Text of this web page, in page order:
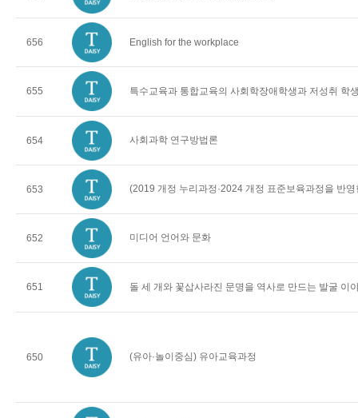
656 English for the workplace
655 특수교육과 통합교육의 사회학장애학생과 저성취 학
654 사회과학 연구방법론
653 (2019 개정 누리과정·2024 개정 표준보육과정을 반
652 미디어 언어와 문화
651 돌 세 개와 꽃삽사라진 문명을 역사로 만드는 발굴 이
650 (유아·놀이중심) 유아교육과정